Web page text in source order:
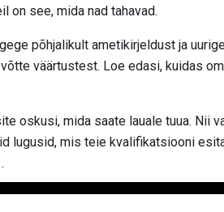
on see, mida nad tahavad.
põhjalikult ametikirjeldust ja
väärtustest. Loe edasi, kuidas
oskusi, mida saate lauale tuua. Nii
lugusid, mis teie kvalifikatsiooni
.